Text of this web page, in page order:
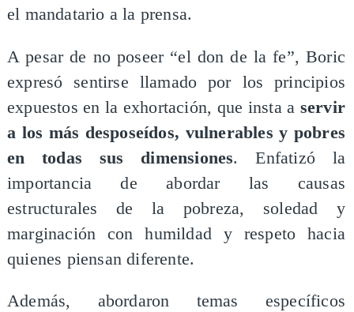
el mandatario a la prensa.
A pesar de no poseer “el don de la fe”, Boric
expresó sentirse llamado por los principios
expuestos en la exhortación, que insta a servir
a los más desposeídos, vulnerables y pobres
en todas sus dimensiones. Enfatizó la
importancia de abordar las causas
estructurales de la pobreza, soledad y
marginación con humildad y respeto hacia
quienes piensan diferente.
Además, abordaron temas específicos